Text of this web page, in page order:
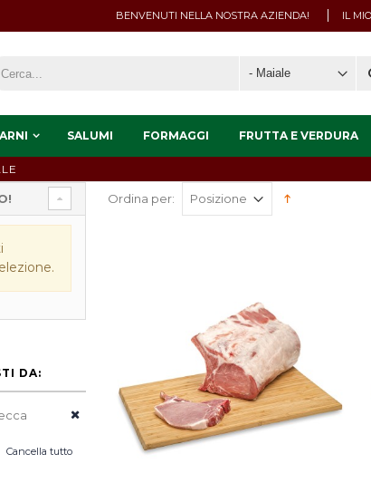
IL
BENVENUTI NELLA NOSTRA AZIENDA!
SALUMI FORMAGGI FRUTTA E VERDURA
Ordina per:
DA:
Cancella tutto